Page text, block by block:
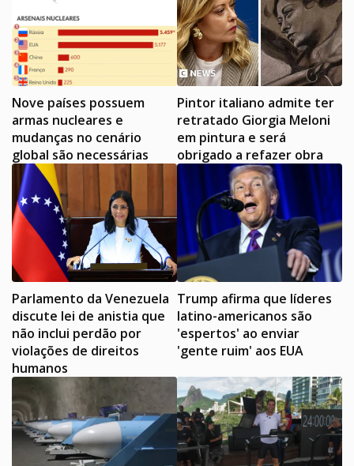
Nove países possuem
armas nucleares e
mudanças no cenário
global são necessárias
Pintor italiano admite ter
retratado Giorgia Meloni
em pintura e será
obrigado a refazer obra
Parlamento da Venezuela
discute lei de anistia que
não inclui perdão por
violações de direitos
humanos
Trump afirma que líderes
latino-americanos são
'espertos' ao enviar
'gente ruim' aos EUA